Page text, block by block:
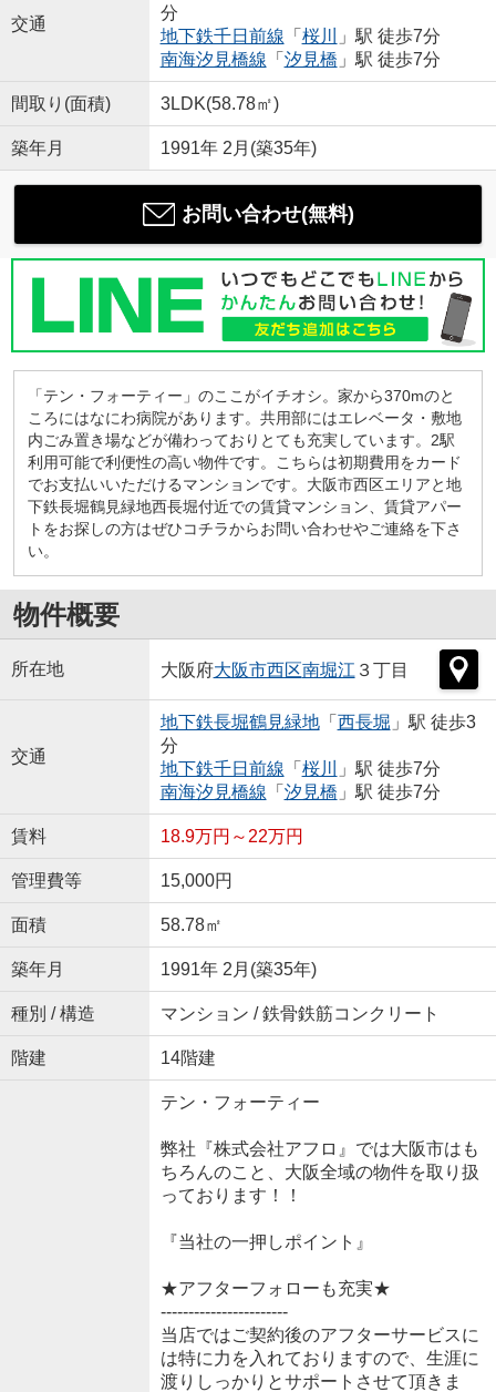
交通
分
地下鉄千日前線 「 桜川
」駅 徒歩7分
南海汐見橋線 「 汐見橋 」駅 徒歩7分
間取り(面積) 3LDK(58.78㎡)
築年月 1991年 2月(築35年)
お問い合わせ(無料)
「テン・フォーティー」のここがイチオシ。家から370mのと
ころにはなにわ病院があります。共用部にはエレベータ・敷地
内ごみ置き場などが備わっておりとても充実しています。2駅
利用可能で利便性の高い物件です。こちらは初期費用をカード
でお支払いいただけるマンションです。大阪市西区エリアと地
下鉄長堀鶴見緑地西長堀付近での賃貸マンション、賃貸アパー
トをお探しの方はぜひコチラからお問い合わせやご連絡を下さ
い。
物件概要
所在地 大阪府大阪市西区南堀江 ３丁目
交通
地下鉄長堀鶴見緑地「 西長堀 」駅 徒歩3
分
地下鉄千日前線 「 桜川
」駅 徒歩7分
南海汐見橋線 「 汐見橋 」駅 徒歩7分
賃料 18.9万円～22万円
管理費等 15,000円
面積 58.78㎡
築年月 1991年 2月(築35年)
種別 / 構造 マンション / 鉄骨鉄筋コンクリート
階建 14階建
テン・フォーティー
弊社『株式会社アフロ』では大阪市はも
ちろんのこと、大阪全域の物件を取り扱
っております！！
『当社の一押しポイント』
★アフターフォローも充実★
-----------------------
当店ではご契約後のアフターサービスに
は特に力を入れておりますので、生涯に
渡りしっかりとサポートさせて頂きま